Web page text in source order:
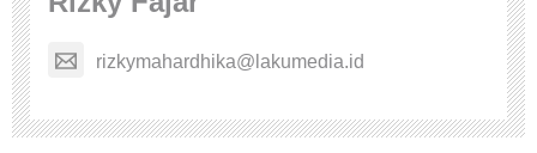
rizkymahardhika@lakumedia.id